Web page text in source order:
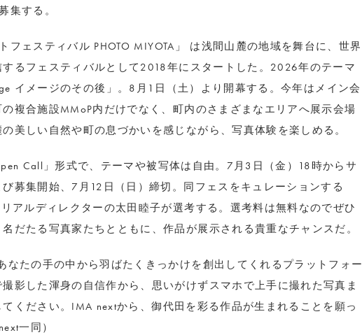
集する。
フェスティバル PHOTO MIYOTA」 は浅間山麓の地域を舞台に、世界
るフェスティバルとして2018年にスタートした。2026年のテーマ
イメージのその後」。8月1日（土）より開幕する。今年はメイン会
複合施設MMoP内だけでなく、町内のさまざまなエリアへ展示会場
美しい自然や町の息づかいを感じながら、写真体験を楽しめる。
Call」形式で、テーマや被写体は自由。7月3日（金）18時からサ
募集開始、7月12日（日）締切。同フェスをキュレーションする
リアルディレクターの太田睦子が選考する。選考料は無料なのでぜひ
だたる写真家たちとともに、作品が展示される貴重なチャンスだ。
なたの手の中から羽ばたくきっかけを創出してくれるプラットフォー
影した渾身の自信作から、思いがけずスマホで上手に撮れた写真ま
ください。IMA nextから、御代田を彩る作品が生まれることを願っ
一同）